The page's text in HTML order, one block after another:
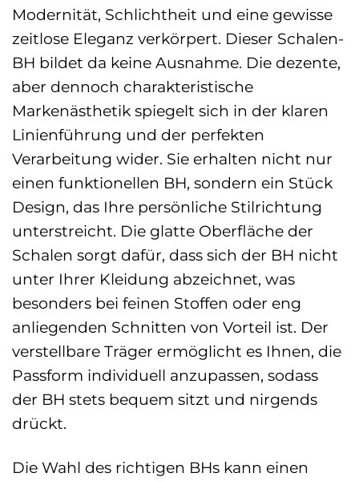
Modernität, Schlichtheit und eine gewisse
zeitlose Eleganz verkörpert. Dieser Schalen-
BH bildet da keine Ausnahme. Die dezente,
aber dennoch charakteristische
Markenästhetik spiegelt sich in der klaren
Linienführung und der perfekten
Verarbeitung wider. Sie erhalten nicht nur
einen funktionellen BH, sondern ein Stück
Design, das Ihre persönliche Stilrichtung
unterstreicht. Die glatte Oberfläche der
Schalen sorgt dafür, dass sich der BH nicht
unter Ihrer Kleidung abzeichnet, was
besonders bei feinen Stoffen oder eng
anliegenden Schnitten von Vorteil ist. Der
verstellbare Träger ermöglicht es Ihnen, die
Passform individuell anzupassen, sodass
der BH stets bequem sitzt und nirgends
drückt.
Die Wahl des richtigen BHs kann einen